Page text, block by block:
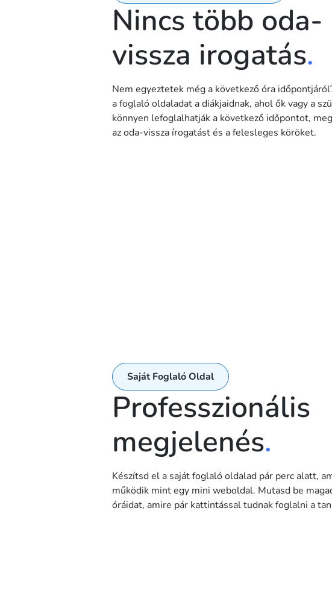
Nincs több oda-
vissza irogatás.
Nem egyeztetek még a következő óra
a foglaló oldaladat a diákjaidnak, ahol ők vagy a
könnyen lefoglalhatják a következő időpontot,
az oda-vissza írogatást és a felesleges köröket.
Saját Foglaló Oldal
Professzionális
megjelenés.
Készítsd el a saját foglaló oldalad pár perc alatt,
működik mint egy mini weboldal. Mutasd be
óráidat, amire pár kattintással tudnak foglalni a